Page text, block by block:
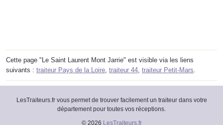
Cette page "Le Saint Laurent Mont Jarrie" est visible via les liens
suivants : traiteur Pays de la Loire traiteur 44 traiteur Petit-Mars
LesTraiteurs.fr vous permet de trouver facilement un traiteur dans votre
département pour toutes vos réceptions.
© 2026 LesTraiteurs.fr